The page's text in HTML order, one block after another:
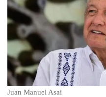
Juan Manuel Asai